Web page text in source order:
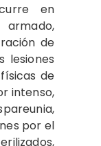
en
de
lesiones
de
intenso,
por el